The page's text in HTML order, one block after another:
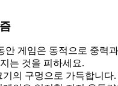
안 게임은 동적으로 중력
는 것을 피하세요.
기의 구멍으로 가득합니